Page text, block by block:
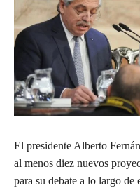
El presidente Alberto
al menos diez nuevos
para su debate a lo largo de